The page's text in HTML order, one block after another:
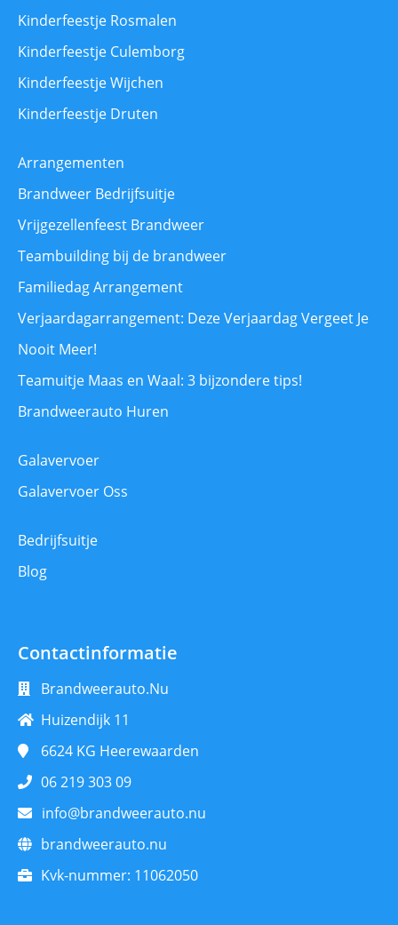
Kinderfeestje Rosmalen
Kinderfeestje Culemborg
Kinderfeestje Wijchen
Kinderfeestje Druten
Arrangementen
Brandweer Bedrijfsuitje
Vrijgezellenfeest Brandweer
Teambuilding bij de brandweer
Familiedag Arrangement
Verjaardagarrangement: Deze Verjaardag Vergeet Je
Nooit Meer!
Teamuitje Maas en Waal: 3 bijzondere tips!
Brandweerauto Huren
Galavervoer
Galavervoer Oss
Bedrijfsuitje
Blog
Contactinformatie
Brandweerauto.Nu
Huizendijk 11
6624 KG Heerewaarden
06 219 303 09
info@brandweerauto.nu
brandweerauto.nu
Kvk-nummer: 11062050